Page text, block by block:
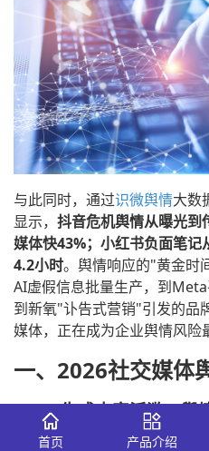
与此同时，通过识微舆情大数
显示， 抖音危机舆情从曝光到
媒体快43%；小红书负面笔
4.2小时。舆情响应的"黄金时
AI虚假信息批量生产，到
到新氧"讣告式营销"引发的
媒体，正在成为企业舆情风险
一、2026社交媒体
1.1 AI生成内容泛滥，舆
首页 产品介绍